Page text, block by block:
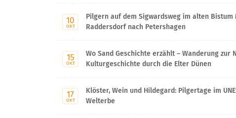
10
OKT
Pilgern auf dem Sigwardsweg im alten Bistum
Raddersdorf nach Petershagen
15
OKT
Wo Sand Geschichte erzählt – Wanderung zur
Kulturgeschichte durch die Elter Dünen
17
OKT
Klöster, Wein und Hildegard: Pilgertage im
Welterbe